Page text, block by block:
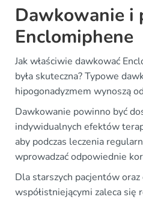
Dawkowanie i
Enclomiphene
Jak właściwie dawkować
była skuteczna? Typowe
hipogonadyzmem wynoszą
Dawkowanie powinno być
indywidualnych efektów
aby podczas leczenia
wprowadzać odpowiednie
Dla starszych pacjentów
współistniejącymi zaleca się